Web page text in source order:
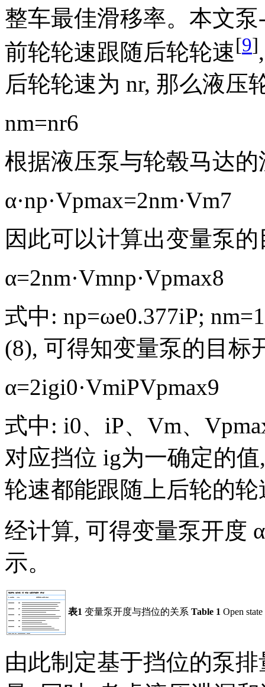
整车最佳滑移率。本文
前轮轮速跟随后轮轮速[9]
后轮轮速为 nr, 那么液压
nm=nr6
根据液压泵与轮毂马达
α·np·Vpmax=2nm·Vm7
因此可以计算出变量泵
α=2nm·Vmnp·Vpmax8
式中: np=ωe0.377iP; nm=1
(8), 可得知变量泵的目标
α=2igi0·VmiPVpmax9
式中: i0、 iP、 Vm、 V
对应挡位 ig为一确定的
轮速都能跟随上后轮的轮
经计算, 可得变量泵开度 α
示。
表1 变量泵开度与挡位的关系 Table 1 Open
由此制定基于挡位的泵